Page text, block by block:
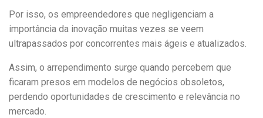
Por isso, os empreendedores que negligenciam a
importância da inovação muitas vezes se veem
ultrapassados por concorrentes mais ágeis e atualizados.
Assim, o arrependimento surge quando percebem que
ficaram presos em modelos de negócios obsoletos,
perdendo oportunidades de crescimento e relevância no
mercado.